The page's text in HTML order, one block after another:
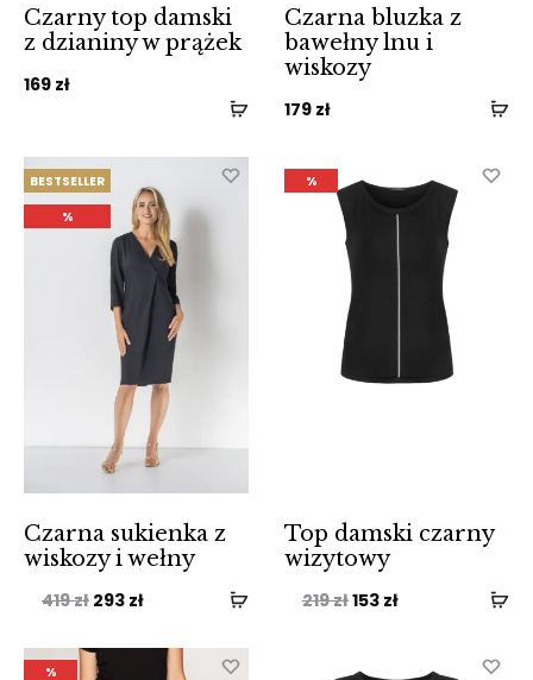
Czarny top damski
z dzianiny w prążek
169 zł
Czarna bluzka z
bawełny lnu i
wiskozy
179 zł
BESTSELLER
%
Czarna sukienka z
wiskozy i wełny
419zł Pierwotna
wynosiła:
293 złAktualna
wynosi:
%
Top damski czarny
wizytowy
219złPierwotna
wynosiła:
153 złAktualna
wynosi:
%